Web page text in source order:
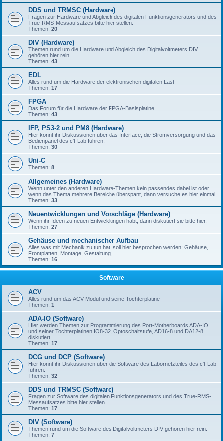
DDS und TRMSC (Hardware)
Fragen zur Hardware und Abgleich des digitalen Funktionsgenerators und des
True-RMS-Messaufsatzes bitte hier stellen.
Themen: 20
DIV (Hardware)
Themen rund um die Hardware und Abgleich des Digitalvoltmeters DIV
gehören hier rein.
Themen: 43
EDL
Alles rund um die Hardware der elektronischen digitalen Last
Themen: 17
FPGA
Das Forum für die Hardware der FPGA-Basisplatine
Themen: 43
IFP, PS3-2 und PM8 (Hardware)
Hier könnt ihr Diskussionen über das Interface, die Stromversorgung und das
Bedienpanel des c't-Lab führen.
Themen: 30
Uni-C
Themen: 8
Allgemeines (Hardware)
Wenn unter den anderen Hardware-Themen kein passendes dabei ist oder
wenn das Thema mehrere Bereiche überspant, dann versuche es hier einmal.
Themen: 33
Neuentwicklungen und Vorschläge (Hardware)
Wenn ihr Ideen zu neuen Entwicklungen habt, dann diskutiert sie bitte hier.
Themen: 27
Gehäuse und mechanischer Aufbau
Alles was mit Mechanik zu tun hat, soll hier besprochen werden: Gehäuse,
Frontplatten, Montage, Gestaltung, ...
Themen: 16
Software
ACV
Alles rund um das ACV-Modul und seine Tochterplatine
Themen: 1
ADA-IO (Software)
Hier werden Themen zur Programmierung des Port-Motherboards ADA-IO
und seiner Tochterplatinen IO8-32, Optoschaltstufe, AD16-8 und DA12-8
diskutiert.
Themen: 17
DCG und DCP (Software)
Hier könnt ihr Diskussionen über die Software des Labornetzteiles des c't-Lab
führen.
Themen: 32
DDS und TRMSC (Software)
Fragen zur Software des digitalen Funktionsgenerators und des True-RMS-
Messaufsatzes bitte hier stellen.
Themen: 17
DIV (Software)
Themen rund um die Software des Digitalvoltmeters DIV gehören hier rein.
Themen: 7